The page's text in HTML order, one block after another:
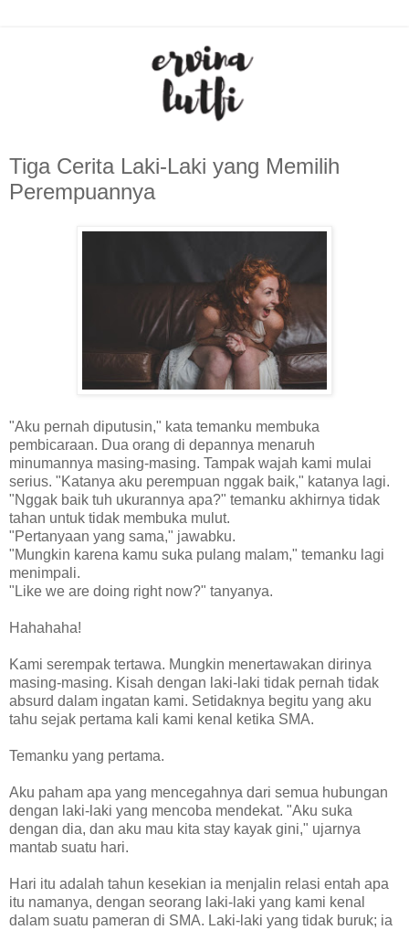
Tiga Cerita Laki-Laki yang Memilih
Perempuannya
"Aku pernah diputusin," kata temanku membuka
pembicaraan. Dua orang di depannya menaruh
minumannya masing-masing. Tampak wajah kami mulai
serius. "Katanya aku perempuan nggak baik," katanya lagi.
"Nggak baik tuh ukurannya apa?" temanku akhirnya tidak
tahan untuk tidak membuka mulut.
"Pertanyaan yang sama," jawabku.
"Mungkin karena kamu suka pulang malam," temanku lagi
menimpali.
"Like we are doing right now?" tanyanya.
Hahahaha!
Kami serempak tertawa. Mungkin menertawakan dirinya
masing-masing. Kisah dengan laki-laki tidak pernah tidak
absurd dalam ingatan kami. Setidaknya begitu yang aku
tahu sejak pertama kali kami kenal ketika SMA.
Temanku yang pertama.
Aku paham apa yang mencegahnya dari semua hubungan
dengan laki-laki yang mencoba mendekat. "Aku suka
dengan dia, dan aku mau kita stay kayak gini," ujarnya
mantab suatu hari.
Hari itu adalah tahun kesekian ia menjalin relasi entah apa
itu namanya, dengan seorang laki-laki yang kami kenal
dalam suatu pameran di SMA. Laki-laki yang tidak buruk; ia